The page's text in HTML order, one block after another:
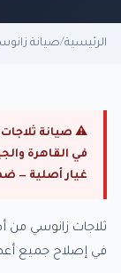
الرئيسية/صيانة
⚠ صيانة
غيار أصلية — ضمان 6
ثلاجات زانوسي من
في إصلاح جميع